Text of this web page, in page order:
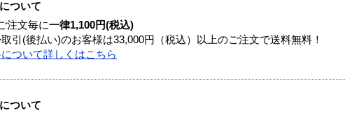
ついて
注文毎に一律1,100円(税込)
引(後払い)のお客様は33,000円（税込）以上のご注文で送料無料！
ついて詳しくはこちら
ついて